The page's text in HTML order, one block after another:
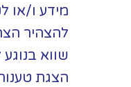
להצהיר
שווא
הצגת